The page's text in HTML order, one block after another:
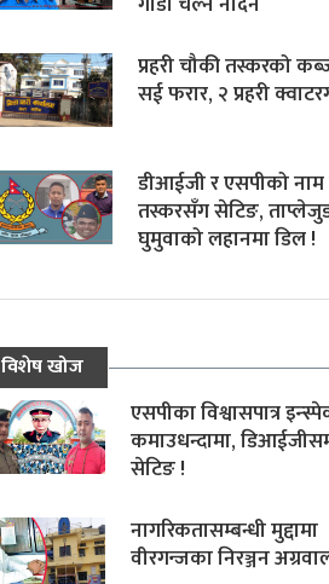
प्रहरी चौकी तस्करको
सई फरार, २ प्रहरी
डीआईजी र एसपीको
तस्करसँग सेटिङ,
घुमुवाको लहानमा डिल !
विशेष खोज
एसपीका विश्वासपात्र
कमाउधन्दामा,
सेटिङ !
नागरिकतासम्बन्धी मुद्दामा
वीरगन्जका निरञ्जन